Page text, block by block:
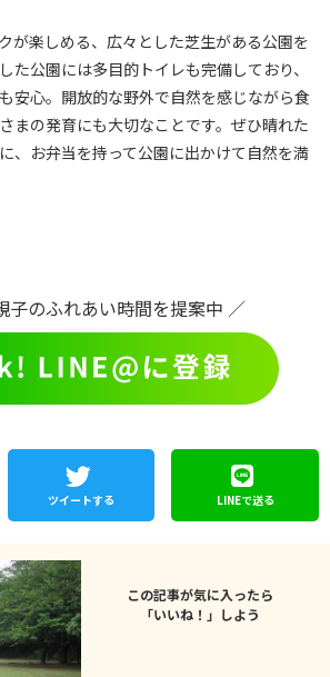
が楽しめる、広々とした芝生がある公園を
た公園には多目的トイレも完備しており、
安心。開放的な野外で自然を感じながら食
まの発育にも大切なことです。ぜひ晴れた
、お弁当を持って公園に出かけて自然を満
子のふれあい時間を提案中 ／
ツイートする LINEで送る
この記事が気に入ったら
「いいね！」しよう